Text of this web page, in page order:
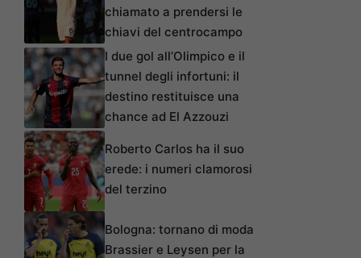
chiamato a prendersi le
chiavi del centrocampo
I due gol all’Olimpico e il
tunnel degli infortuni: il
destino restituisce una
chance ad El Azzouzi
Roberto Carlos ha il suo
erede: i numeri clamorosi
del terzino
Bologna: tornano di moda
Brassier e Leysen per la